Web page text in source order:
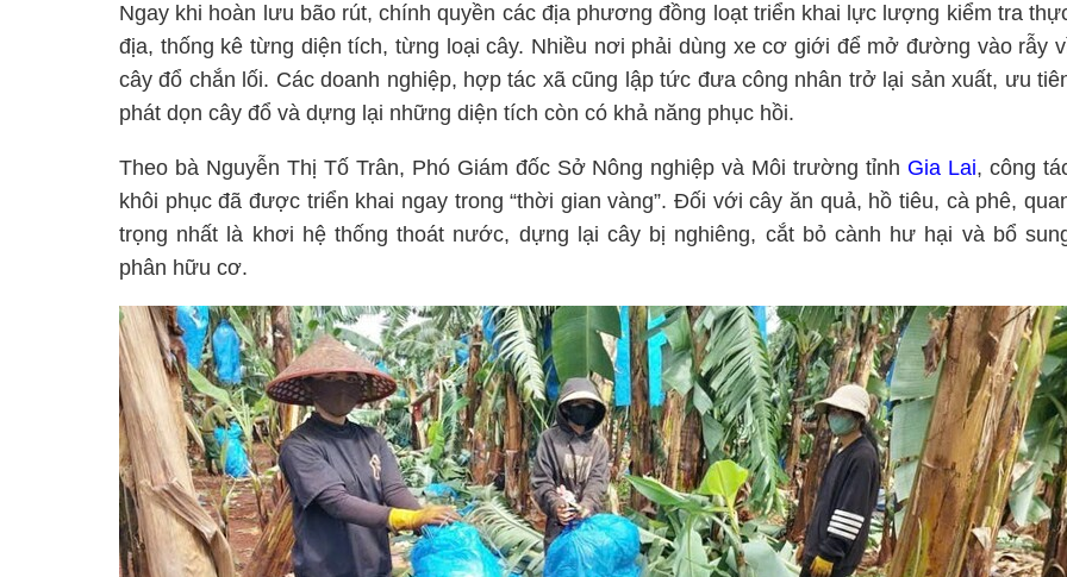
Ngay khi hoàn lưu bão rút, chính quyền các địa phương đồng loạt triển khai lực lượng kiểm tra
địa, thống kê từng diện tích, từng loại cây. Nhiều nơi phải dùng xe cơ giới để mở đường vào rẫy
cây đổ chắn lối. Các doanh nghiệp, hợp tác xã cũng lập tức đưa công nhân trở lại sản xuất, ưu
phát dọn cây đổ và dựng lại những diện tích còn có khả năng phục hồi.
Theo bà Nguyễn Thị Tố Trân, Phó Giám đốc Sở Nông nghiệp và Môi trường tỉnh Gia Lai, công
khôi phục đã được triển khai ngay trong “thời gian vàng”. Đối với cây ăn quả, hồ tiêu, cà phê,
trọng nhất là khơi hệ thống thoát nước, dựng lại cây bị nghiêng, cắt bỏ cành hư hại và bổ
phân hữu cơ.